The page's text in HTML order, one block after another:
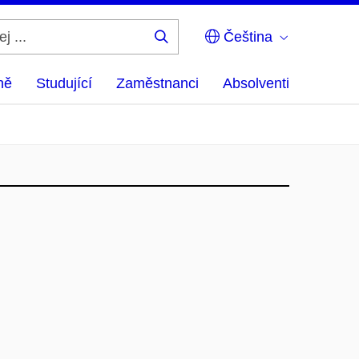
Čeština
Studující Zaměstnanci Absolventi